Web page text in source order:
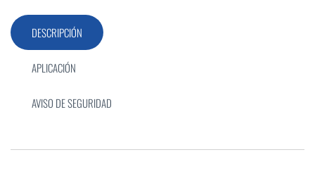
DESCRIPCIÓN
APLICACIÓN
AVISO DE SEGURIDAD